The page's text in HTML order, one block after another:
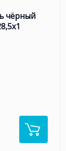
чёрный